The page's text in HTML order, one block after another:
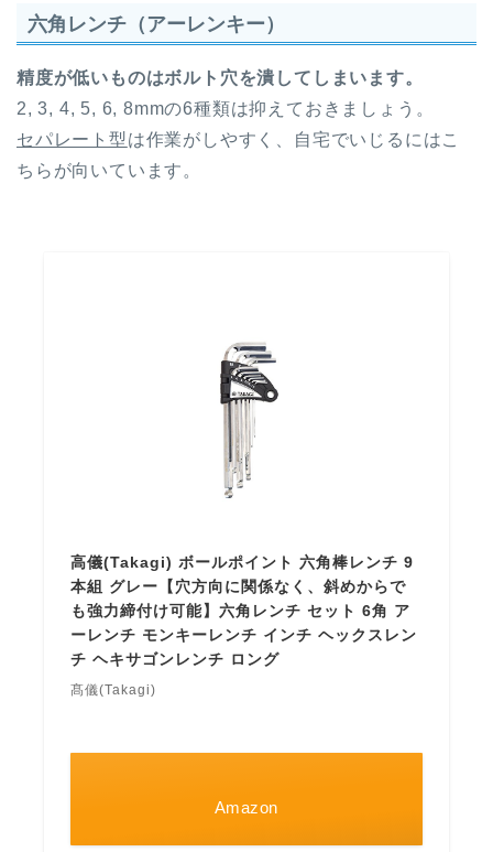
六角レンチ（アーレンキー）
精度が低いものはボルト穴を潰してしまいます。
2, 3, 4, 5, 6, 8mmの6種類は抑えておきましょう。
セパレート型は作業がしやすく、自宅でいじるにはこ
ちらが向いています。
高儀(Takagi) ボールポイント 六角棒レンチ 9
本組 グレー【穴方向に関係なく、斜めからで
も強力締付け可能】六角レンチ セット 6角 ア
ーレンチ モンキーレンチ インチ ヘックスレン
チ ヘキサゴンレンチ ロング
髙儀(Takagi)
Amazon